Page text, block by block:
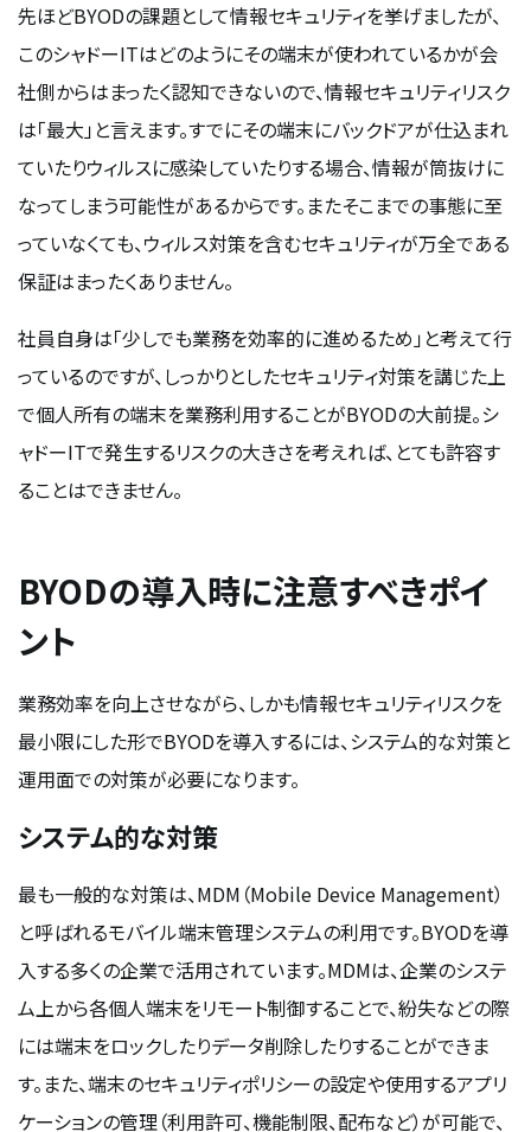
先ほどBYODの課題として情報セキュリティを挙げましたが、
このシャドーITはどのようにその端末が使われているかが会
社側からはまったく認知できないので、情報セキュリティリスク
は「最大」と言えます。すでにその端末にバックドアが仕込まれ
ていたりウィルスに感染していたりする場合、情報が筒抜けに
なってしまう可能性があるからです。またそこまでの事態に至
っていなくても、ウィルス対策を含むセキュリティが万全である
保証はまったくありません。
社員自身は「少しでも業務を効率的に進めるため」と考えて行
っているのですが、しっかりとしたセキュリティ対策を講じた上
で個人所有の端末を業務利用することがBYODの大前提。シ
ャドーITで発生するリスクの大きさを考えれば、とても許容す
ることはできません。
BYODの導入時に注意すべきポイ
ント
業務効率を向上させながら、しかも情報セキュリティリスクを
最小限にした形でBYODを導入するには、システム的な対策と
運用面での対策が必要になります。
システム的な対策
最も一般的な対策は、MDM（Mobile Device Management）
と呼ばれるモバイル端末管理システムの利用です。BYODを導
入する多くの企業で活用されています。MDMは、企業のシステ
ム上から各個人端末をリモート制御することで、紛失などの際
には端末をロックしたりデータ削除したりすることができま
す。また、端末のセキュリティポリシーの設定や使用するアプリ
ケーションの管理（利用許可、機能制限、配布など）が可能で、